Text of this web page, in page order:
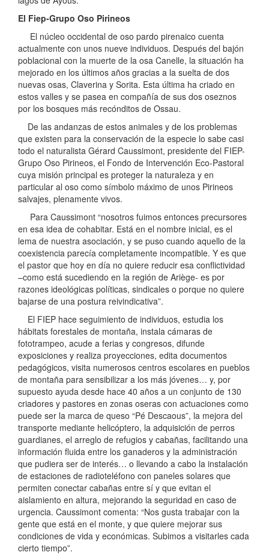
El Fiep-Grupo Oso Pirineos
El núcleo occidental de oso pardo pirenaico cuenta
actualmente con unos nueve individuos. Después del bajón
poblacional con la muerte de la osa Canelle, la situación ha
mejorado en los últimos años gracias a la suelta de dos
nuevas osas, Claverina y Sorita. Esta última ha criado en
estos valles y se pasea en compañía de sus dos oseznos
por los bosques más recónditos de Ossau.
De las andanzas de estos animales y de los problemas
que existen para la conservación de la especie lo sabe casi
todo el naturalista Gérard Caussimont, presidente del FIEP-
Grupo Oso Pirineos, el Fondo de Intervención Eco-Pastoral
cuya misión principal es proteger la naturaleza y en
particular al oso como símbolo máximo de unos Pirineos
salvajes, plenamente vivos.
Para Caussimont “nosotros fuimos entonces precursores
en esa idea de cohabitar. Está en el nombre inicial, es el
lema de nuestra asociación, y se puso cuando aquello de la
coexistencia parecía completamente incompatible. Y es que
el pastor que hoy en día no quiere reducir esa conflictividad
–como está sucediendo en la región de Ariège- es por
razones ideológicas políticas, sindicales o porque no quiere
bajarse de una postura reivindicativa”.
El FIEP hace seguimiento de individuos, estudia los
hábitats forestales de montaña, instala cámaras de
fototrampeo, acude a ferias y congresos, difunde
exposiciones y realiza proyecciones, edita documentos
pedagógicos, visita numerosos centros escolares en pueblos
de montaña para sensibilizar a los más jóvenes… y, por
supuesto ayuda desde hace 40 años a un conjunto de 130
criadores y pastores en zonas oseras con actuaciones como
puede ser la marca de queso “Pé Descaous”, la mejora del
transporte mediante helicóptero, la adquisición de perros
guardianes, el arreglo de refugios y cabañas, facilitando una
información fluida entre los ganaderos y la administración
que pudiera ser de interés… o llevando a cabo la instalación
de estaciones de radioteléfono con paneles solares que
permiten conectar cabañas entre sí y que evitan el
aislamiento en altura, mejorando la seguridad en caso de
urgencia. Caussimont comenta: “Nos gusta trabajar con la
gente que está en el monte, y que quiere mejorar sus
condiciones de vida y económicas. Subimos a visitarles cada
cierto tiempo”.